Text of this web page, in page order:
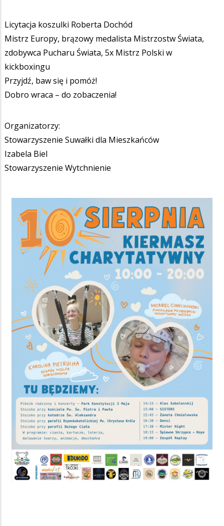
Licytacja koszulki Roberta Dochód
Mistrz Europy, brązowy medalista Mistrzostw Świata,
zdobywca Pucharu Świata, 5x Mistrz Polski w
kickboxingu
Przyjdź, baw się i pomóż!
Dobro wraca – do zobaczenia!
Organizatorzy:
Stowarzyszenie Suwałki dla Mieszkańców
Izabela Biel
Stowarzyszenie Wytchnienie